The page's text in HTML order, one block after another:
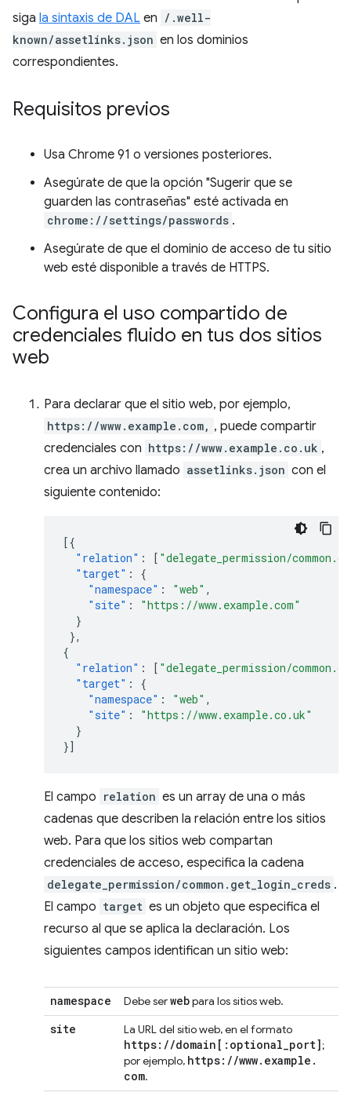
siga la sintaxis de DAL en /.well-
known/assetlinks.json en los dominios
correspondientes.
Requisitos previos
Usa Chrome 91 o versiones posteriores.
Asegúrate de que la opción "Sugerir que se
guarden las contraseñas" esté activada en
chrome://settings/passwords .
Asegúrate de que el dominio de acceso de tu sitio
web esté disponible a través de HTTPS.
Configura el uso compartido de
credenciales fluido en tus dos sitios
web
Para declarar que el sitio web, por ejemplo,
https://www.example.com, , puede compartir
credenciales con https://www.example.co.uk ,
crea un archivo llamado assetlinks.json con el
siguiente contenido:
[{
"relation" : [ "delegate_permission/
"target" :
{
"namespace" : "web" ,
"site" :
"https://www.example.com"
}
},
{
"relation" : [ "delegate_permission/
"target" :
{
"namespace" : "web" ,
"site" :
"https://www.example.co.uk"
}
}]
El campo relation es un array de una o más
cadenas que describen la relación entre los sitios
web. Para que los sitios web compartan
credenciales de acceso, especifica la cadena
delegate_permission/common.get_login_creds .
El campo target es un objeto que especifica el
recurso al que se aplica la declaración. Los
siguientes campos identifican un sitio web:
namespace Debe serwebpara los sitios web.
site La URL del sitio web, en el formato
https: //domain [: optional_port];
por ejemplo, https: //www. example .
com.